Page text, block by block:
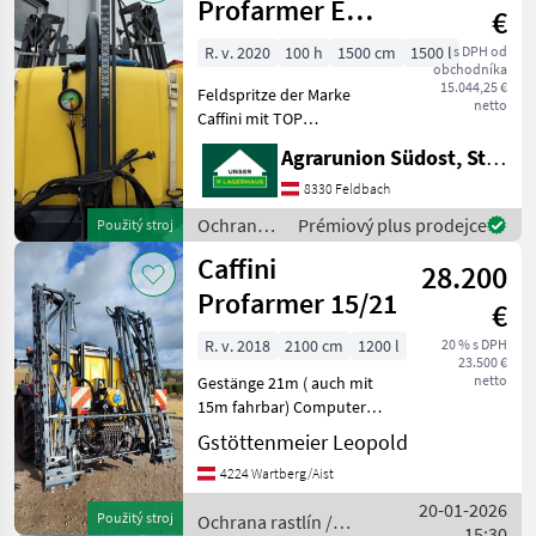
Použitý stroj
Profarmer E
1500
€
s DPH od
obchodníka
15.044,25 €
netto
R. v. 2020 100 h 1500 cm
1500 l
Feldspritze der Marke
Caffini mit TOP
Ausstattung!!!
Frischwasserbehälter
Einspülbehälter für
Spritzmittel elektrische
Steuerung der 7 Teilbreiten
mittels Bordc
Agrarunion Südost, Standort Gniebing
8330 Feldbach
Ochrana
rastlín /
Caffini
Prémiový plus prodejce
Použitý stroj
Caffini
Profarmer 15/21
28.200
€
20 % s DPH
23.500 €
netto
R. v. 2018 2100 cm
1200 l
Gestänge 21m ( auch mit
15m fahrbar) Computer
CB9 mit AVmap GPSSystem
(automatische
Teilbreitenschaltung)
Doppelwirkendes
Gstöttenmeier Leopold
4224 Wartberg/Aist
Ochrana rastlín /
20-01-2026